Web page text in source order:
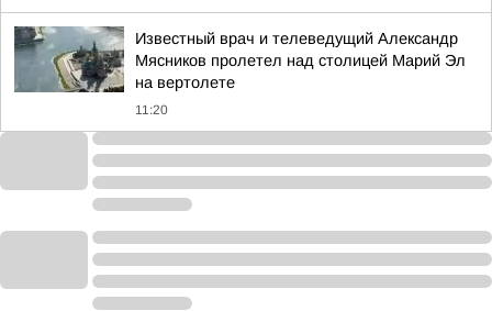
Известный врач и телеведущий Александр
Мясников пролетел над столицей Марий Эл
на вертолете
11:20